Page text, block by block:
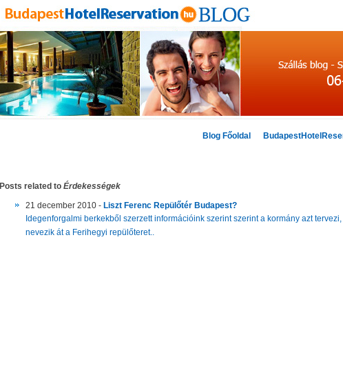
Blog Főoldal
Posts related to Érdekességek
21 december 2010 - Liszt Ferenc Repülőtér Budapest?
Idegenforgalmi berkekből szerzett információink szerint szerint a kormány azt
nevezik át a Ferihegyi repülőteret..